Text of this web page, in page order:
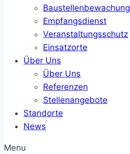
Baustellenbewachung
Empfangsdienst
Veranstaltungsschutz
Einsatzorte
Über Uns
Über Uns
Referenzen
Stellenangebote
Standorte
News
Menu